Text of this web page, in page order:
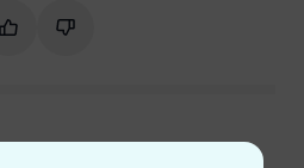
Markieren Sie diese
Markieren Sie diese